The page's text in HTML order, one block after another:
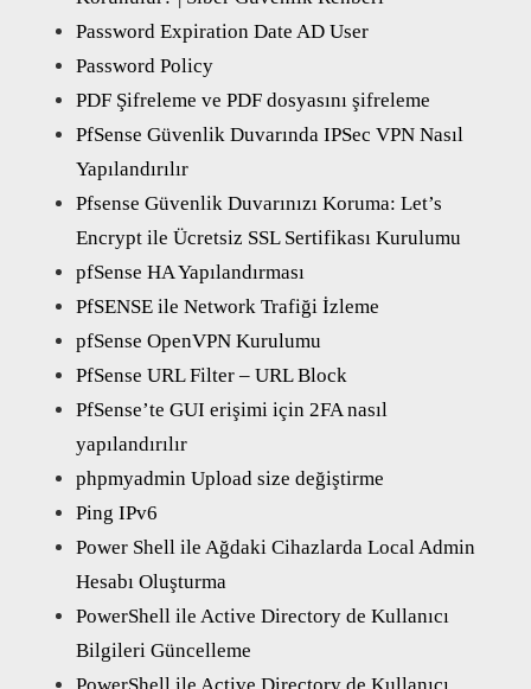
Password Expiration Date AD User
Password Policy
PDF Şifreleme ve PDF dosyasını şifreleme
PfSense Güvenlik Duvarında IPSec VPN Nasıl
Yapılandırılır
Pfsense Güvenlik Duvarınızı Koruma: Let’s
Encrypt ile Ücretsiz SSL Sertifikası Kurulumu
pfSense HA Yapılandırması
PfSENSE ile Network Trafiği İzleme
pfSense OpenVPN Kurulumu
PfSense URL Filter – URL Block
PfSense’te GUI erişimi için 2FA nasıl
yapılandırılır
phpmyadmin Upload size değiştirme
Ping IPv6
Power Shell ile Ağdaki Cihazlarda Local Admin
Hesabı Oluşturma
PowerShell ile Active Directory de Kullanıcı
Bilgileri Güncelleme